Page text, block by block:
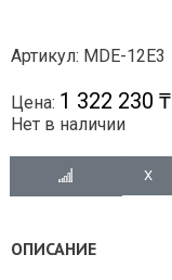
Артикул: MDE-12E3
Цена: 1 322 230 ₸
Нет в наличии
ОПИСАНИЕ